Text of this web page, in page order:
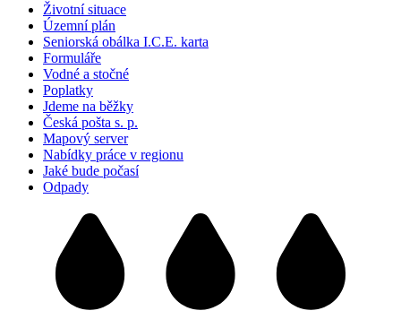
Životní situace
Územní plán
Seniorská obálka I.C.E. karta
Formuláře
Vodné a stočné
Poplatky
Jdeme na běžky
Česká pošta s. p.
Mapový server
Nabídky práce v regionu
Jaké bude počasí
Odpady